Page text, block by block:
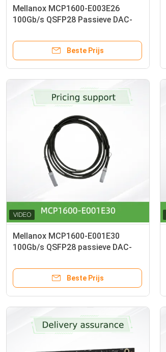
Mellanox MCP1600-E003E26
100Gb/s QSFP28 Passieve DAC-
Beste Prijs
Mellanox MCP1600-E001E30
100Gb/s QSFP28 passieve DAC-
Beste Prijs